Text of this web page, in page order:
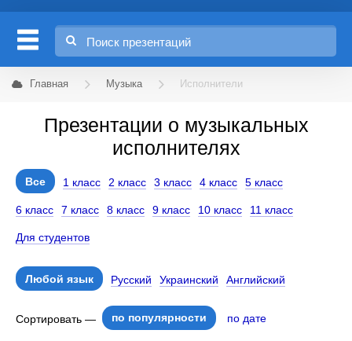
Главная Музыка Исполнители
Презентации о музыкальных
исполнителях
Все 1 класс 2 класс 3 класс 4 класс 5 класс
6 класс 7 класс 8 класс 9 класс 10 класс 11 класс
Для студентов
Любой язык Русский Украинский Английский
Сортировать — по популярности по дате